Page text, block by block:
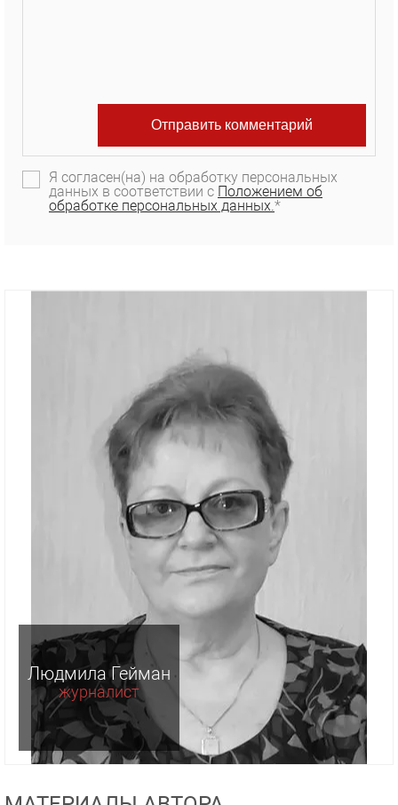
Я согласен(на) на обработку персональных
данных в соответствии с Положением об
обработке персональных данных.*
Людмила Гейман
журналист